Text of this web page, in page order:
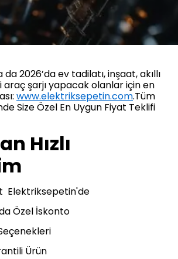
2026’da ev tadilatı, inşaat, akıllı
şarjı yapacak olanlar için en
www.elektriksepetin.com.Tüm
Size Özel En Uygun Fiyat Teklifi
Hızlı
Elektriksepetin'de
Özel İskonto
Ürün